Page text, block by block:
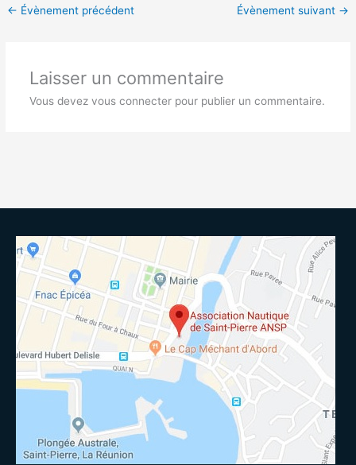
← Évènement précédent Évènement suivant →
Laisser un commentaire
Vous devez vous connecterpour publier un commentaire.